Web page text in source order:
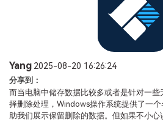
Yang 2025-08-20 16:26:24
分享到：
而当电脑中储存数据比较多或者是针对一
择删除处理，Windows操作系统提供了一
助我们展示保留删除的数据。但如果不小